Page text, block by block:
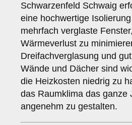
Schwarzenfeld Schwaig
eine hochwertige
mehrfach verglaste
Wärmeverlust zu
Dreifachverglasung und
Wände und Dächer sind
die Heizkosten niedrig zu
das Raumklima das ganze
angenehm zu gestalten.